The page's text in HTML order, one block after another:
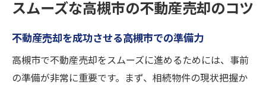
スムーズな高槻市の不動産売却のコツ
不動産売却を成功させる高槻市での準備力
高槻市で不動産売却をスムーズに進めるためには、事前
の準備が非常に重要です。まず、相続物件の現状把握か